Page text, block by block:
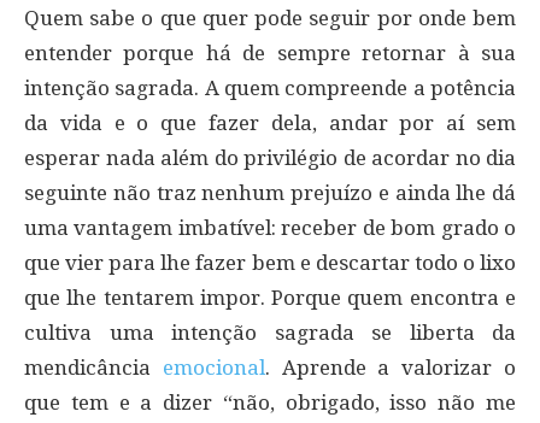
Quem sabe o que quer pode seguir por onde bem
entender porque há de sempre retornar à sua
intenção sagrada. A quem compreende a potência
da vida e o que fazer dela, andar por aí sem
esperar nada além do privilégio de acordar no dia
seguinte não traz nenhum prejuízo e ainda lhe dá
uma vantagem imbatível: receber de bom grado o
que vier para lhe fazer bem e descartar todo o lixo
que lhe tentarem impor. Porque quem encontra e
cultiva uma intenção sagrada se liberta da
mendicância emocional. Aprende a valorizar o
que tem e a dizer “não, obrigado, isso não me